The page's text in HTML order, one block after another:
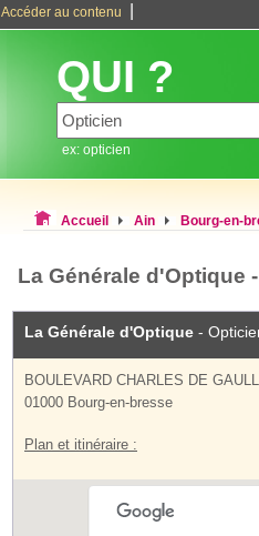
Accéder au contenu
QUI ?
ex: opticien
Accueil Ain Bourg-en-
La Générale d'Optique
La Générale d'Optique -
BOULEVARD CHARLES DE
01000 Bourg-en-bresse
Plan et itinéraire :